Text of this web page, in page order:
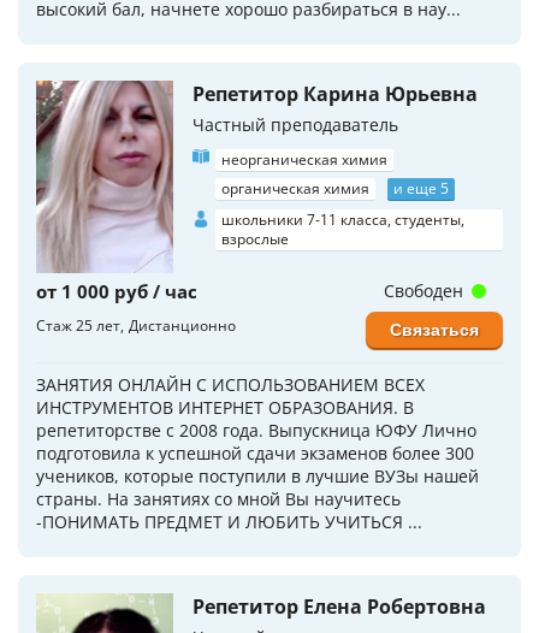
высокий бал, начнете хорошо разбираться в нау...
Репетитор Карина Юрьевна
Частный преподаватель
неорганическая химия
органическая химия
и еще 5
школьники 7-11 класса, студенты,
взрослые
от 1 000 руб / час
Стаж 25 лет Дистанционно
ЗАНЯТИЯ ОНЛАЙН С ИСПОЛЬЗОВАНИЕМ ВСЕХ
ИНСТРУМЕНТОВ ИНТЕРНЕТ ОБРАЗОВАНИЯ. В
репетиторстве с 2008 года. Выпускница ЮФУ Лично
подготовила к успешной сдачи экзаменов более 300
учеников, которые поступили в лучшие ВУЗы нашей
страны. На занятиях со мной Вы научитесь
-ПОНИМАТЬ ПРЕДМЕТ И ЛЮБИТЬ УЧИТЬСЯ ...
Свободен
Связаться
Репетитор Елена Робертовна